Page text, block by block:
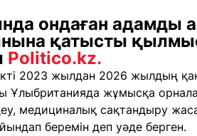
ондаған адамды
қатысты
Politico.kz.
2023 жылдан 2026 жылдың
Ұлыбританияда жұмысқа
медициналық сақтандыру
беремін деп уәде берген.